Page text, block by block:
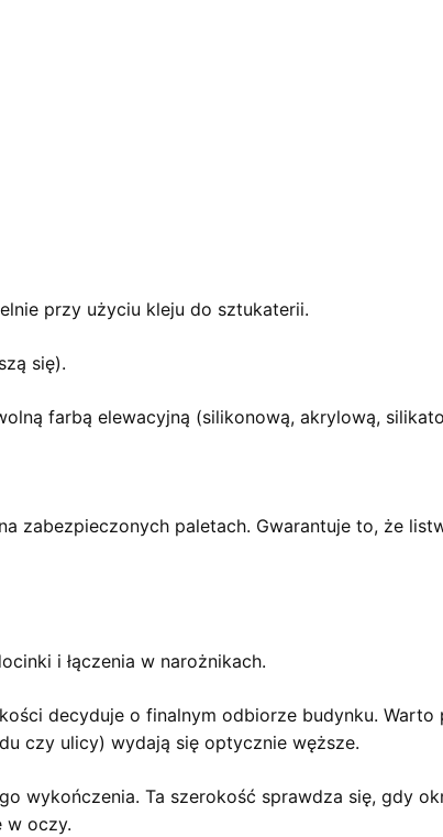
przy użyciu kleju do sztukaterii.
się).
farbą elewacyjną (silikonową, akrylową,
zabezpieczonych paletach. Gwarantuje to, że
i łączenia w narożnikach.
decyduje o finalnym odbiorze budynku. Warto
czy ulicy) wydają się optycznie węższe.
wykończenia. Ta szerokość sprawdza się, gdy
w oczy.